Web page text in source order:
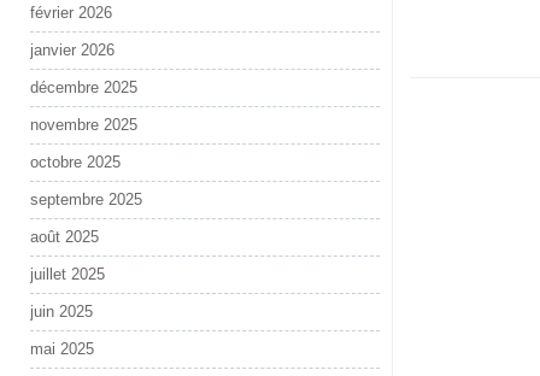
février 2026
janvier 2026
décembre 2025
novembre 2025
octobre 2025
septembre 2025
août 2025
juillet 2025
juin 2025
mai 2025